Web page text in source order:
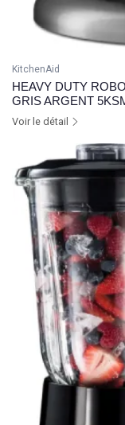
KitchenAid
HEAVY DUTY
GRIS ARGENT
Voir le détail